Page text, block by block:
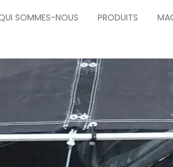
SOMMES-NOUS PRODUITS